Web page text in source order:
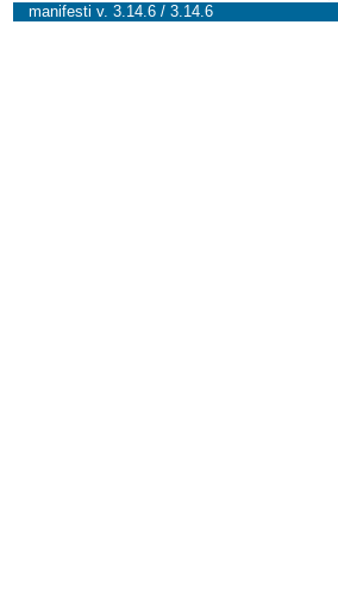
manifesti v. 3.14.6 / 3.14.6